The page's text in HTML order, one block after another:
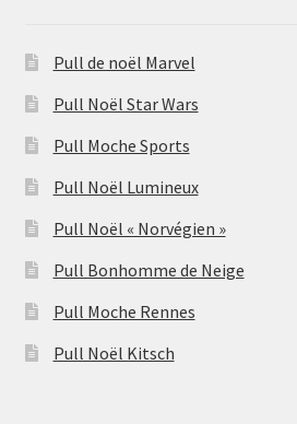
Pull de noël Marvel
Pull Noël Star Wars
Pull Moche Sports
Pull Noël Lumineux
Pull Noël « Norvégien »
Pull Bonhomme de Neige
Pull Moche Rennes
Pull Noël Kitsch